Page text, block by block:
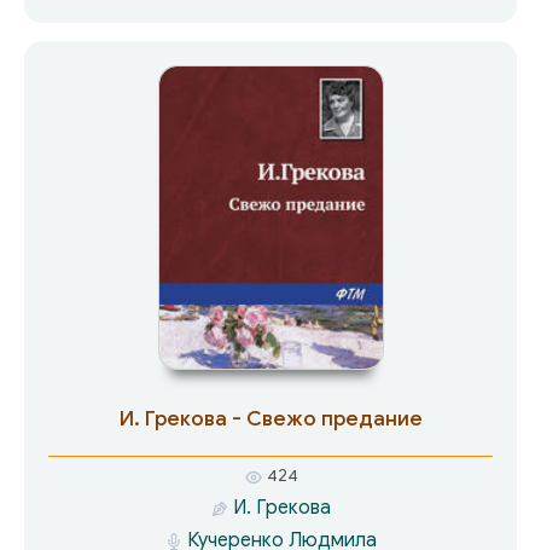
И. Грекова - Свежо предание
424
И. Грекова
Кучеренко Людмила